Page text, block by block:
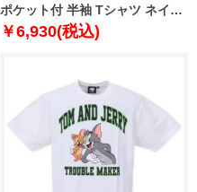
ポケット付 半袖 Tシャツ ネイビ
ー 1278-5541-1 3L 4L 5L 6L 8L
￥6,930(税込)